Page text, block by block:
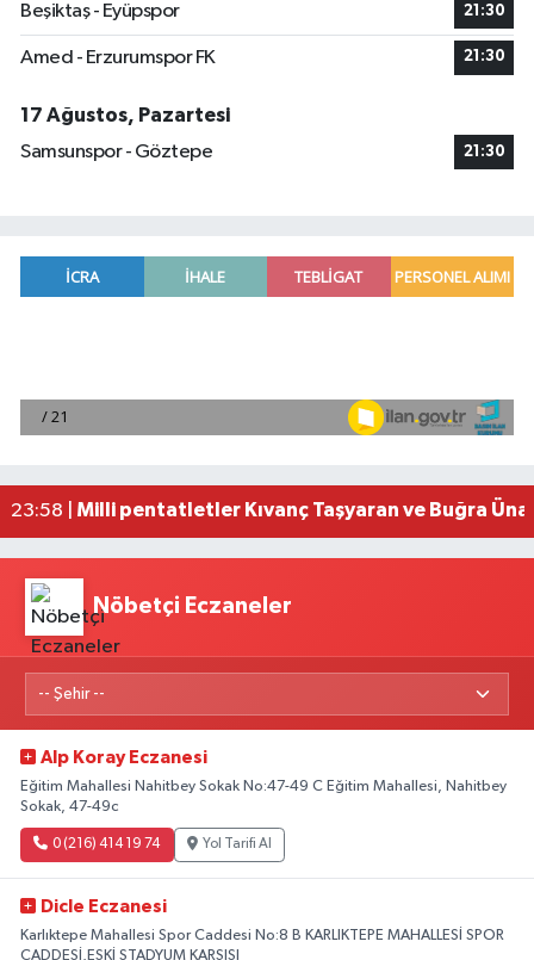
Beşiktaş - Eyüpspor 21:30
Amed - Erzurumspor FK 21:30
17 Ağustos, Pazartesi
Samsunspor - Göztepe
21:30
00:05 |
Adana'da silahlı saldırıda 3 kişi yaralandı
01:06 |
Adana'da helikopter destekli 'huzur ve güven'
Nöbetçi Eczaneler
Alp Koray Eczanesi
Eğitim Mahallesi Nahitbey Sokak No:47-49 C Eğitim Mahallesi, Nahitbey
Sokak, 47-49c
0 (216) 414 19 74 Yol Tarifi Al
Dicle Eczanesi
Karlıktepe Mahallesi Spor Caddesi No:8 B KARLIKTEPE MAHALLESİ SPOR
CADDESİ,ESKİ STADYUM KARŞISI